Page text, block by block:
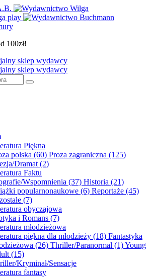
100zł!
Piękna
polska (60) Proza zagraniczna (125)
Dramat (2)
Faktu
Wspomnienia (37) Historia (21)
popularnonaukowe (6) Reportaże (45)
(7)
obyczajowa
i Romans (7)
młodzieżowa
piękna dla młodzieży (18) Fantastyka
(26) Thriller/Paranormal (1)Young
(15)
Kryminał/Sensacje
fantasy